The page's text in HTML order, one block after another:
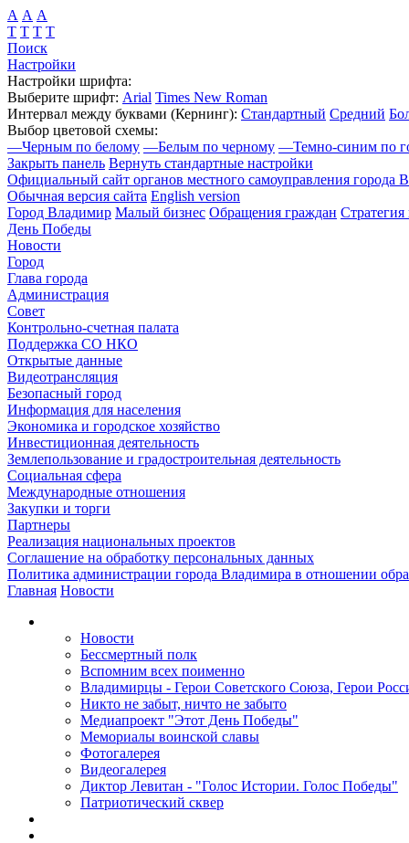
А А А
Т Т Т Т
Поиск
Настройки
Настройки шрифта:
Выберите шрифт: Arial Times New Roman
Интервал между буквами (Кернинг): Стандартный Средний
Выбор цветовой схемы:
—Черным по белому —Белым по черному —Темно-синим по
Закрыть панель Вернуть стандартные настройки
Официальный сайт органов местного самоуправления города
Обычная версия сайта English version
Город Владимир Малый бизнес Обращения граждан Стратегия
День Победы
Новости
Город
Глава города
Администрация
Совет
Контрольно-счетная палата
Поддержка СО НКО
Открытые данные
Видеотрансляция
Безопасный город
Информация для населения
Экономика и городское хозяйство
Инвестиционная деятельность
Землепользование и градостроительная деятельность
Социальная сфера
Международные отношения
Закупки и торги
Партнеры
Реализация национальных проектов
Соглашение на обработку персональных данных
Политика администрации города Владимира в отношении
Главная Новости
Новости
Бессмертный полк
Вспомним всех поименно
Владимирцы - Герои Советского Союза, Герои
Никто не забыт, ничто не забыто
Медиапроект "Этот День Победы"
Мемориалы воинской славы
Фотогалерея
Видеогалерея
Диктор Левитан - "Голос Истории. Голос Победы"
Патриотический сквер